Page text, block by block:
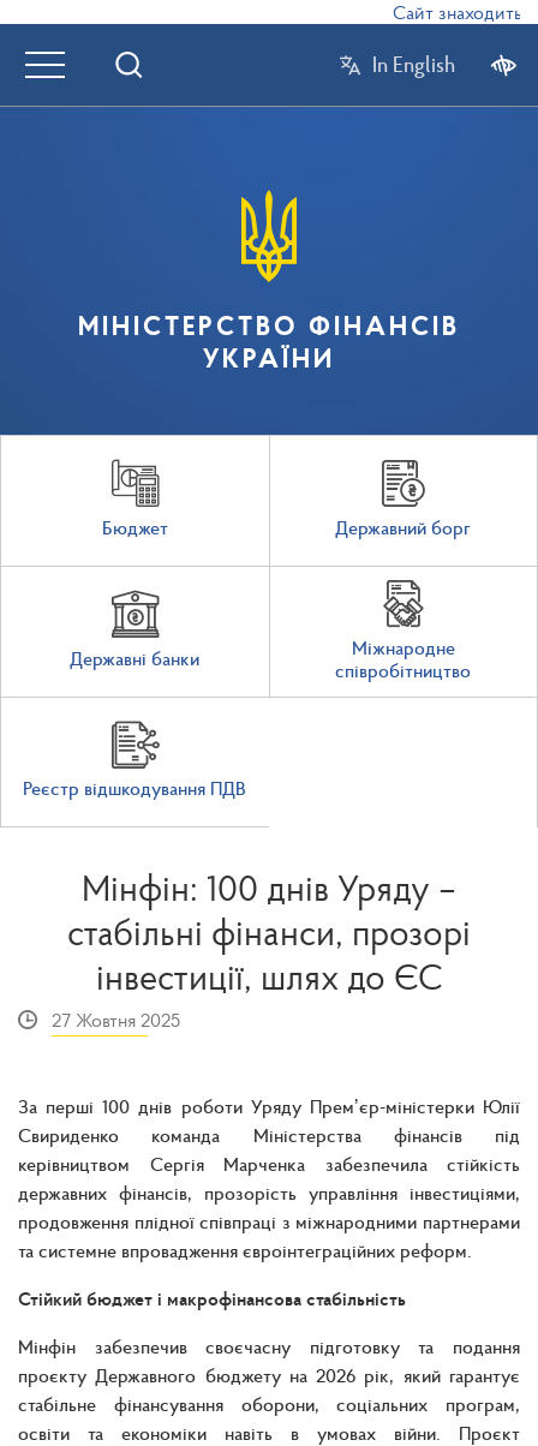
Сайт знаходиться
In English
МІНІСТЕРСТВО ФІНАНСІВ
УКРАЇНИ
Бюджет Державний борг
Державні банки
Міжнародне
співробітництво
Реєстр відшкодування ПДВ
Мінфін: 100 днів Уряду –
стабільні фінанси, прозорі
інвестиції, шлях до ЄС
27 Жовтня 2025
За перші 100 днів роботи Уряду Премʼєр-міністерки Юлії
Свириденко команда Міністерства фінансів під
керівництвом Сергія Марченка забезпечила стійкість
державних фінансів, прозорість управління інвестиціями,
продовження плідної співпраці з міжнародними партнерами
та системне впровадження євроінтеграційних реформ.
Стійкий бюджет і макрофінансова стабільність
Мінфін забезпечив своєчасну підготовку та подання
проєкту Державного бюджету на 2026 рік, який гарантує
стабільне фінансування оборони, соціальних програм,
освіти та економіки навіть в умовах війни. Проєкт